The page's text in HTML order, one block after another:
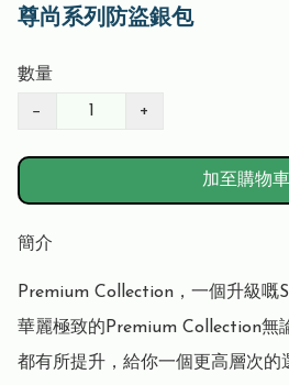
尊尚系列防盜銀包
數量
− +
加至購物車
簡介
Premium Collection，一個升級嘅
華麗極致的Premium Collection無
都有所提升，給你一個更高層次的